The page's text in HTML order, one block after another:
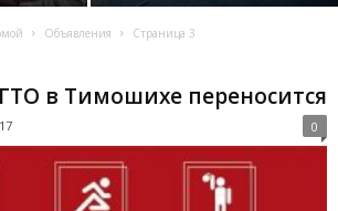
Объявления Страница 3
в Тимошихе переносится
0